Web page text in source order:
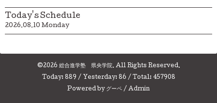
Today's Schedule
2026.08.10 Monday
©2026 総合進学塾 県央学院. All Rights Reserved.
Today: 889 / Yesterday: 86 / Total: 457908
Powered by グーペ / Admin